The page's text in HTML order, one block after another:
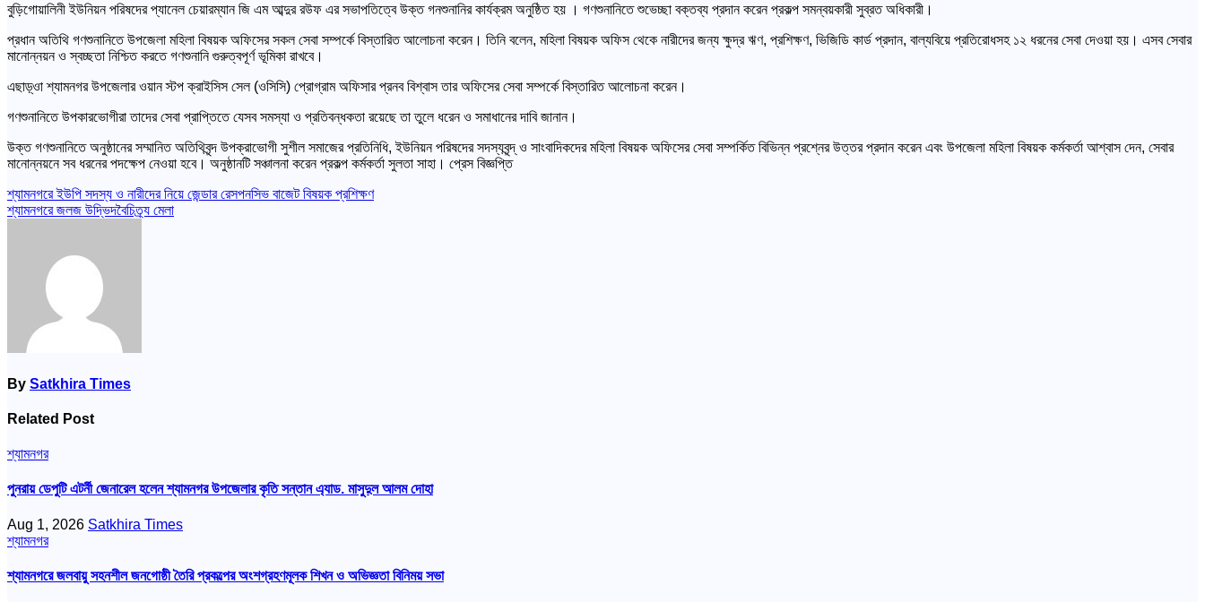
বুড়িগোয়ালিনী ইউনিয়ন পরিষদের প্যানেল চেয়ারম্যান জি এম আব্দুর রউফ এর সভাপতিত্বে উক্ত গনশুনানির কার্যক্রম অনুষ্ঠিত হয় । গণশুনানিতে শুভেচ্ছা বক্তব্য প্রদান করেন প্রকল্প সমন্বয়কারী সুব্রত অধিকারী।
প্রধান অতিথি গণশুনানিতে উপজেলা মহিলা বিষয়ক অফিসের সকল সেবা সম্পর্কে বিস্তারিত আলোচনা করেন। তিনি বলেন, মহিলা বিষয়ক অফিস থেকে নারীদের জন্য ক্ষুদ্র ঋণ, প্রশিক্ষণ, ভিজিডি কার্ড প্রদান, বাল্যবিয়ে প্রতিরোধসহ ১২ ধরনের সেবা দেওয়া হয়। এসব সেবার
মানোন্নয়ন ও স্বচ্ছতা নিশ্চিত করতে গণশুনানি গুরুত্বপূর্ণ ভূমিকা রাখবে।
এছাড়্ওা শ্যামনগর উপজেলার ওয়ান স্টপ ক্রাইসিস সেল (ওসিসি) প্রোগ্রাম অফিসার প্রনব বিশ্বাস তার অফিসের সেবা সম্পর্কে বিস্তারিত আলোচনা করেন।
গণশুনানিতে উপকারভোগীরা তাদের সেবা প্রাপ্তিতে যেসব সমস্যা ও প্রতিবন্ধকতা রয়েছে তা তুলে ধরেন ও সমাধানের দাবি জানান।
উক্ত গণশুনানিতে অনুষ্ঠানের সম্মানিত অতিথিবৃন্দ উপক্রাভোগী সুশীল সমাজের প্রতিনিধি, ইউনিয়ন পরিষদের সদস্যবৃন্দ্ ও সাংবাদিকদের মহিলা বিষয়ক অফিসের সেবা সম্পর্কিত বিভিন্ন প্রশ্নের উত্তর প্রদান করেন এবং উপজেলা মহিলা বিষয়ক কর্মকর্তা আশ্বাস দেন, সেবার
মানোন্নয়নে সব ধরনের পদক্ষেপ নেওয়া হবে। অনুষ্ঠানটি সঞ্চালনা করেন প্রকল্প কর্মকর্তা সুলতা সাহা। প্রেস বিজ্ঞপ্তি
Post
navigation
শ্যামনগরে ইউপি সদস্য ও নারীদের নিয়ে জেন্ডার রেসপনসিভ বাজেট বিষয়ক প্রশিক্ষণ
শ্যামনগরে জলজ উদ্ভিদবৈচিত্র্য মেলা
By Satkhira Times
Related Post
শ্যামনগর
পুনরায় ডেপুটি এটর্নী জেনারেল হলেন শ্যামনগর উপজেলার কৃতি সন্তান এ্যাড. মাসুদুল আলম দোহা
Aug 1, 2026 Satkhira Times
শ্যামনগর
শ্যামনগরে জলবায়ু সহনশীল জনগোষ্ঠী তৈরি প্রকল্পের অংশগ্রহণমূলক শিখন ও অভিজ্ঞতা বিনিময় সভা